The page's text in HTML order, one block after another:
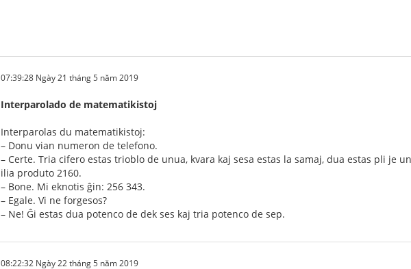
07:39:28 Ngày 21 tháng 5 năm 2019
Interparolado de matematikistoj
Interparolas du matematikistoj:
– Donu vian numeron de telefono.
– Certe. Tria cifero estas trioblo de unua, kvara kaj sesa estas la samaj, dua estas pli je
ilia produto 2160.
– Bone. Mi eknotis ĝin: 256 343.
– Egale. Vi ne forgesos?
– Ne! Ĝi estas dua potenco de dek ses kaj tria potenco de sep.
08:22:32 Ngày 22 tháng 5 năm 2019